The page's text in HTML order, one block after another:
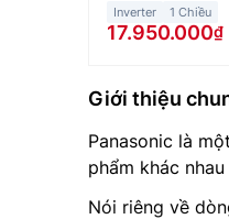
Inverter 1 Chiều
17.950.000
Giới thiệu
Panasonic là
phẩm khác
Nói riêng về